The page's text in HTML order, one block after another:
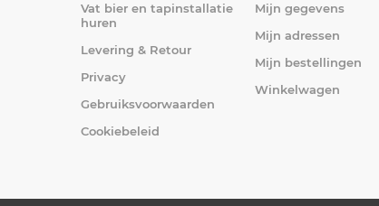
Vat bier en tapinstallatie
huren
Levering & Retour
Privacy
Gebruiksvoorwaarden
Cookiebeleid
Mijn gegevens
Mijn adressen
Mijn bestellingen
Winkelwagen